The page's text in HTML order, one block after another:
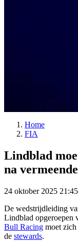
Home
FIA
Lindblad
na
24 oktober 2025 21:45
De wedstrijdleiding
Lindblad opgeroepen
Bull Racing moet
de stewards.